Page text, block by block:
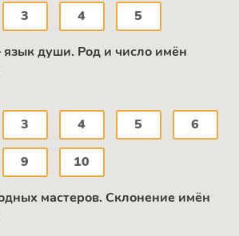
3 4 5
души. Род и число имён
3 4 5 6
9 10
мастеров. Склонение имён